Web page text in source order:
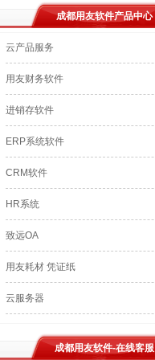
成都用友软件产品中心
云产品服务
用友财务软件
进销存软件
ERP系统软件
CRM软件
HR系统
致远OA
用友耗材 凭证纸
云服务器
成都用友软件-在线客服